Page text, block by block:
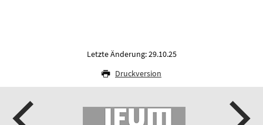
Letzte Änderung: 29.10.25
Druckversion